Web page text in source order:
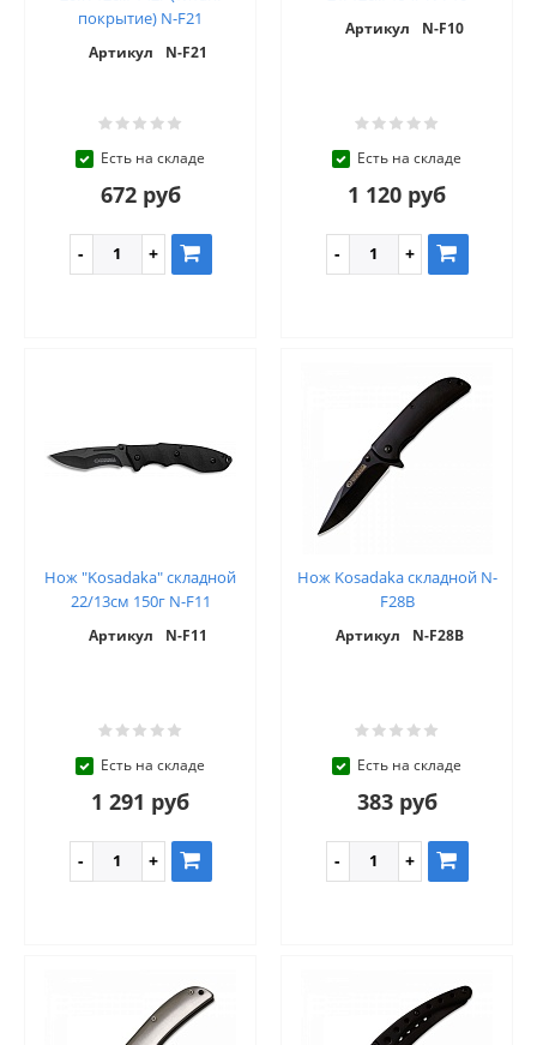
покрытие) N-F21
Артикул N-F21
Есть на складе
672 руб
Артикул N-F10
Есть на складе
1 120 руб
Нож "Kosadaka" складной
22/13см 150г N-F11
Артикул N-F11
Есть на складе
1 291 руб
Нож Kosadaka складной N-
F28B
Артикул N-F28B
Есть на складе
383 руб